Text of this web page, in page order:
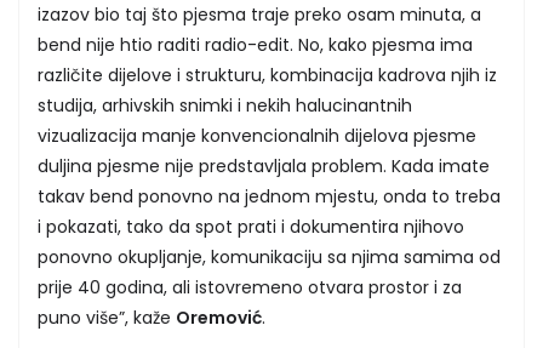
izazov bio taj što pjesma traje preko osam minuta, a
bend nije htio raditi radio-edit. No, kako pjesma ima
različite dijelove i strukturu, kombinacija kadrova njih iz
studija, arhivskih snimki i nekih halucinantnih
vizualizacija manje konvencionalnih dijelova pjesme
duljina pjesme nije predstavljala problem. Kada imate
takav bend ponovno na jednom mjestu, onda to treba
i pokazati, tako da spot prati i dokumentira njihovo
ponovno okupljanje, komunikaciju sa njima samima od
prije 40 godina, ali istovremeno otvara prostor i za
puno više”, kaže Oremović.